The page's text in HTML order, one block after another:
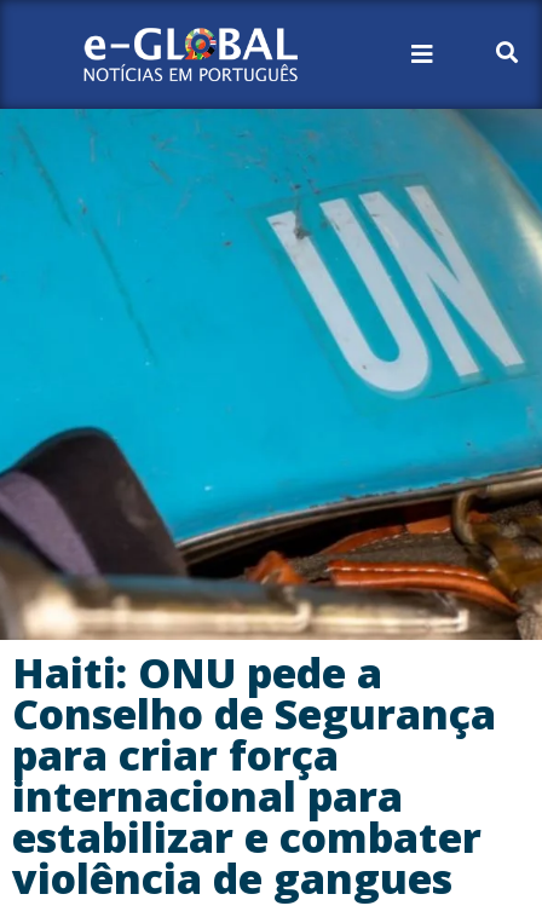
Haiti: ONU pede a
Conselho de Segurança
para criar força
internacional para
estabilizar e combater
violência de gangues